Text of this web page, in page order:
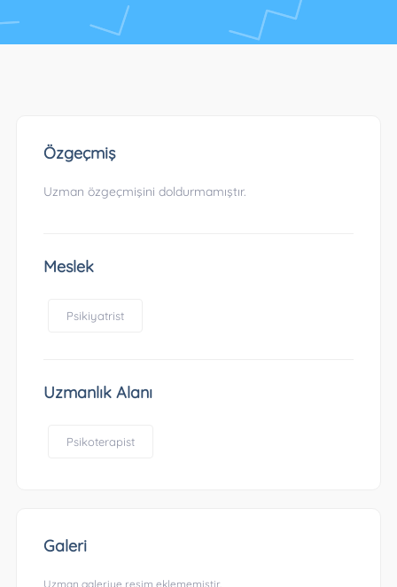
Özgeçmiş
Uzman özgeçmişini doldurmamıştır.
Meslek
Psikiyatrist
Uzmanlık Alanı
Psikoterapist
Galeri
Uzman galeriye resim eklememiştir.